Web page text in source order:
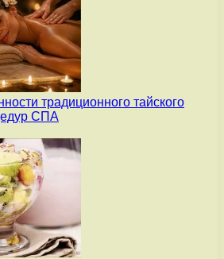
традиционного тайского
СПА